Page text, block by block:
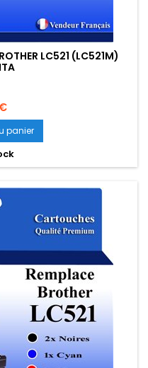
LC521 (LC521M)
panier